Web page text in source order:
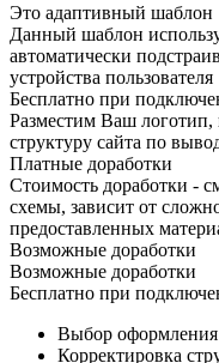
Это адаптивный шаблон
Данный шаблон
автоматически
устройства пользователя
Бесплатно при
Разместим Ваш логотип,
структуру сайта по
Платные доработки
Стоимость доработки -
схемы, зависит от
предоставленных
Возможные доработки
Возможные доработки
Бесплатно при
Выбор
Корректировка